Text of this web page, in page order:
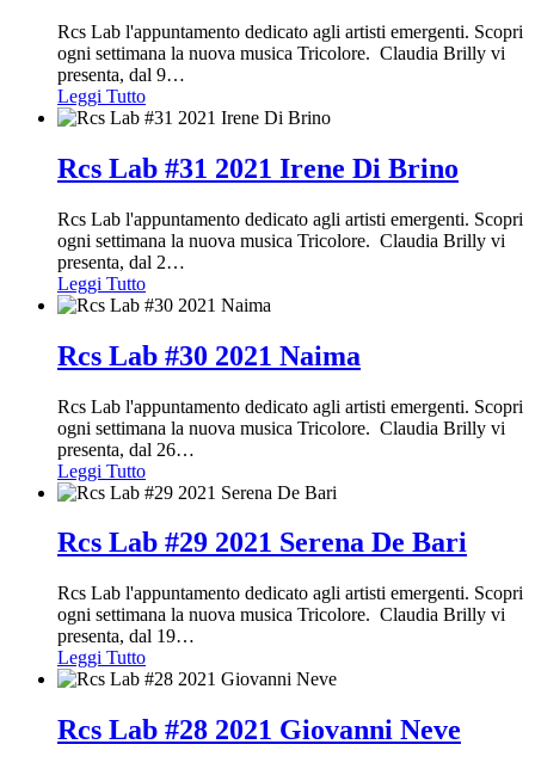
Rcs Lab l'appuntamento dedicato agli artisti emergenti. Scopri
ogni settimana la nuova musica Tricolore. Claudia Brilly vi
presenta, dal 9…
Leggi Tutto
Rcs Lab #31 2021 Irene Di Brino
Rcs Lab l'appuntamento dedicato agli artisti emergenti. Scopri
ogni settimana la nuova musica Tricolore. Claudia Brilly vi
presenta, dal 2…
Leggi Tutto
Rcs Lab #30 2021 Naima
Rcs Lab l'appuntamento dedicato agli artisti emergenti. Scopri
ogni settimana la nuova musica Tricolore. Claudia Brilly vi
presenta, dal 26…
Leggi Tutto
Rcs Lab #29 2021 Serena De Bari
Rcs Lab l'appuntamento dedicato agli artisti emergenti. Scopri
ogni settimana la nuova musica Tricolore. Claudia Brilly vi
presenta, dal 19…
Leggi Tutto
Rcs Lab #28 2021 Giovanni Neve